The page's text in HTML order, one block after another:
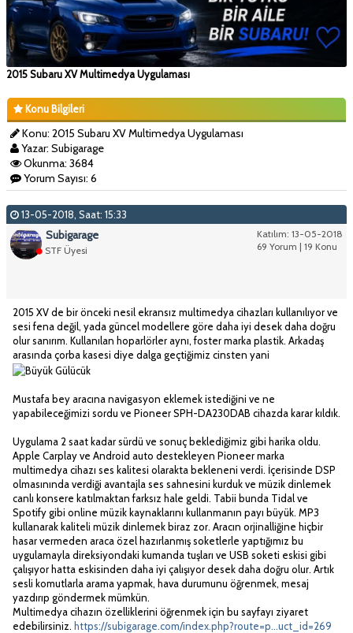
2015 Subaru XV Multimedya Uygulaması
Konu Bilgileri
Konu: 2015 Subaru XV Multimedya Uygulaması
Yazar: Subigarage
Okunma: 3684
Yorum Sayısı: 6
13-05-2018, Saat: 15:33
Katılım: 13-05-2018
69 Yorum | 19 Konu
Subigarage
STF Üyesi
2015 XV de bir önceki nesil ekransız multimedya cihazları kullanılıyor ve
sesi fena değil, yada güncel modellere göre daha iyi desek daha doğru
olur sanırım. Kullanılan hoparlörler aynı, foster marka plastik. Arkadaş
arasında çorba kasesi diye dalga geçtiğimiz cinsten yani
Mustafa bey aracına navigasyon eklemek istediğini ve ne
yapabileceğimizi sordu ve Pioneer SPH-DA230DAB cihazda karar kıldık.
Uygulama 2 saat kadar sürdü ve sonuç beklediğimiz gibi harika oldu.
Apple Carplay ve Android auto destekleyen Pioneer marka
multimedya cihazı ses kalitesi olarakta bekleneni verdi. İçerisinde DSP
olmasınında verdiği avantajla ses sahnesini kurduk ve müzik dinlemek
canlı konsere katılmaktan farksız hale geldi. Tabii bunda Tidal ve
Spotify gibi online müzik kaynaklarını kullanmanın payı büyük. MP3
kullanarak kaliteli müzik dinlemek biraz zor. Aracın orjinalliğine hiçbir
hasar vermeden araca özel hazırlanmış soketlerle yaptığımız bu
uygulamayla direksiyondaki kumanda tuşları ve USB soketi eskisi gibi
çalışıyor hatta eskisinden daha iyi çalışıyor desek daha doğru olur. Artık
sesli komutlarla arama yapmak, hava durumunu öğrenmek, mesaj
yazdırıp göndermek mümkün.
Multimedya cihazın özelliklerini öğrenmek için bu sayfayı ziyaret
edebilirsiniz. https://subigarage.com/index.php?route=p...uct_id=269